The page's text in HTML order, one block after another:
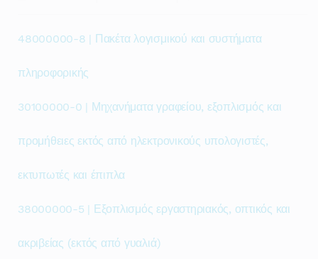
48000000-8 | Πακέτα λογισμικού και συστήματα
πληροφορικής
30100000-0 | Μηχανήματα γραφείου, εξοπλισμός και
προμήθειες εκτός από ηλεκτρονικούς υπολογιστές,
εκτυπωτές και έπιπλα
38000000-5 | Εξοπλισμός εργαστηριακός, οπτικός και
ακριβείας (εκτός από γυαλιά)